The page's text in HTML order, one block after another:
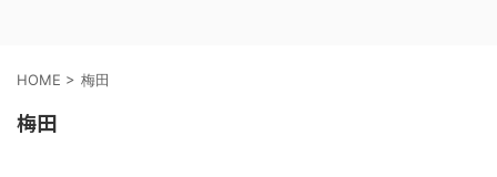
HOME > 梅田
梅田